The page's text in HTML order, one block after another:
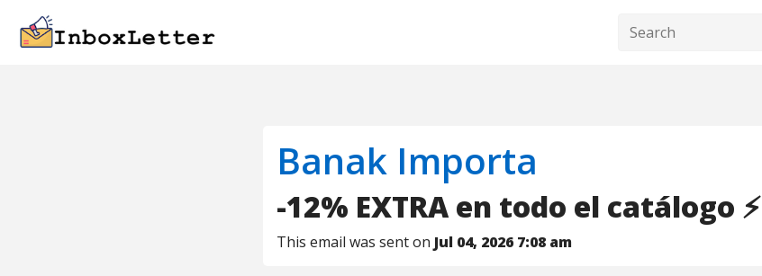
Banak Importa
-12% EXTRA en todo el catálogo ⚡
This email was sent on Jul 04, 2026 7:08 am